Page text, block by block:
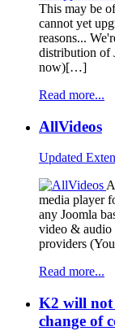
This may be
cannot yet
reasons...
distribution of
now)[…]
Read more...
AllVideos
Updated
media player
any Joomla
video & audio
providers
Read more...
K2 will not
change of